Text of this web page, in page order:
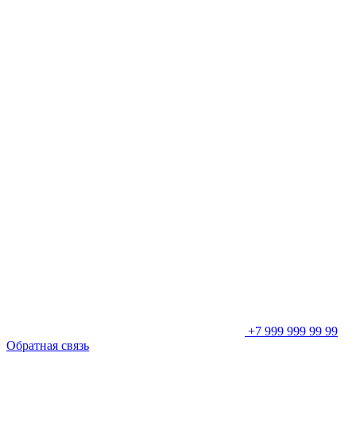
+7 999 999 99 99
Обратная связь